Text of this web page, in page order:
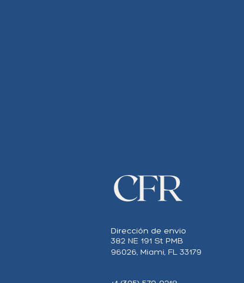
Dirección de envio
382 NE 191 St PMB
96026, Miami, FL 33179